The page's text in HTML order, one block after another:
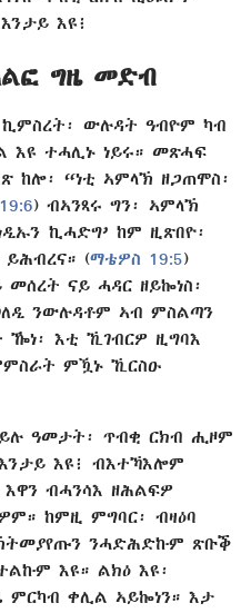
እዩ፧
ግዜ መድብ
ውሉዳት ዓብዮም ካብ
እዩ ተሓሊኑ ነይሩ። መጽሓፍ
ከሎ፡ “ነቲ ኣምላኽ ዘጋጠሞስ፡
) ብኣንጻሩ ግን፡ ኣምላኽ
ኪሓድግ’ ከም ዚጽበዮ፡
(ማቴዎስ 19:5)
ናይ ሓዳር ዘይኰነስ፡
ንውሉዳቶም ኣብ ምስልጣን
እቲ ኺገብርዎ ዚግባእ
ምዃኑ ኺርስዑ
ዓመታት፡ ጥብቂ ርክብ ሒዞም
እዩ፧ ብእተኻእሎም
ብሓንሳእ ዘሕልፍዎ
ከምዚ ምግባር፡ ብዛዕባ
ንሓድሕድኩም ጽቡቕ
እዩ። ልክዕ እዩ፡
ቀሊል ኣይኰነን። እታ